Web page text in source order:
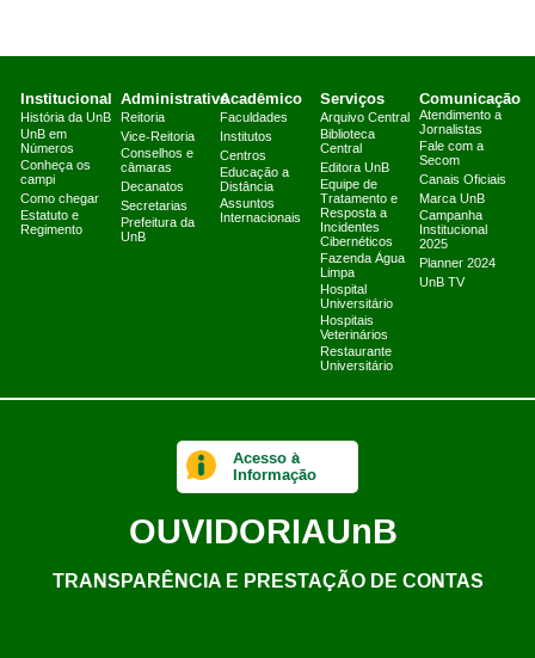
Institucional
História da UnB
UnB em
Números
Conheça os
campi
Como chegar
Estatuto e
Regimento
Administrativo
Reitoria
Vice-Reitoria
Conselhos e
câmaras
Decanatos
Secretarias
Prefeitura da
UnB
Acadêmico
Faculdades
Institutos
Centros
Educação a
Distância
Assuntos
Internacionais
Serviços
Arquivo Central
Biblioteca
Central
Editora UnB
Equipe de
Tratamento e
Resposta a
Incidentes
Cibernéticos
Fazenda Água
Limpa
Hospital
Universitário
Hospitais
Veterinários
Restaurante
Universitário
Comunicação
Atendimento a
Jornalistas
Fale com a
Secom
Canais Oficiais
Marca UnB
Campanha
Institucional
2025
Planner 2024
UnB TV
Acesso à
Informação
OUVIDORIAUnB
TRANSPARÊNCIA E PRESTAÇÃO DE CONTAS